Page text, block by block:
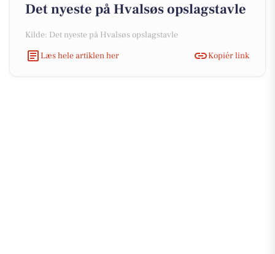
Det nyeste på Hvalsøs opslagstavle
Kilde: Det nyeste på Hvalsøs opslagstavle
Læs hele artiklen her
Kopiér link